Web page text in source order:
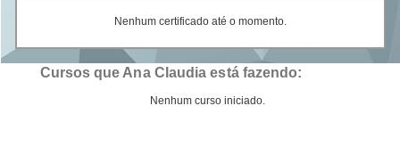
Nenhum certificado até o momento.
Cursos que Ana Claudia está fazendo:
Nenhum curso iniciado.